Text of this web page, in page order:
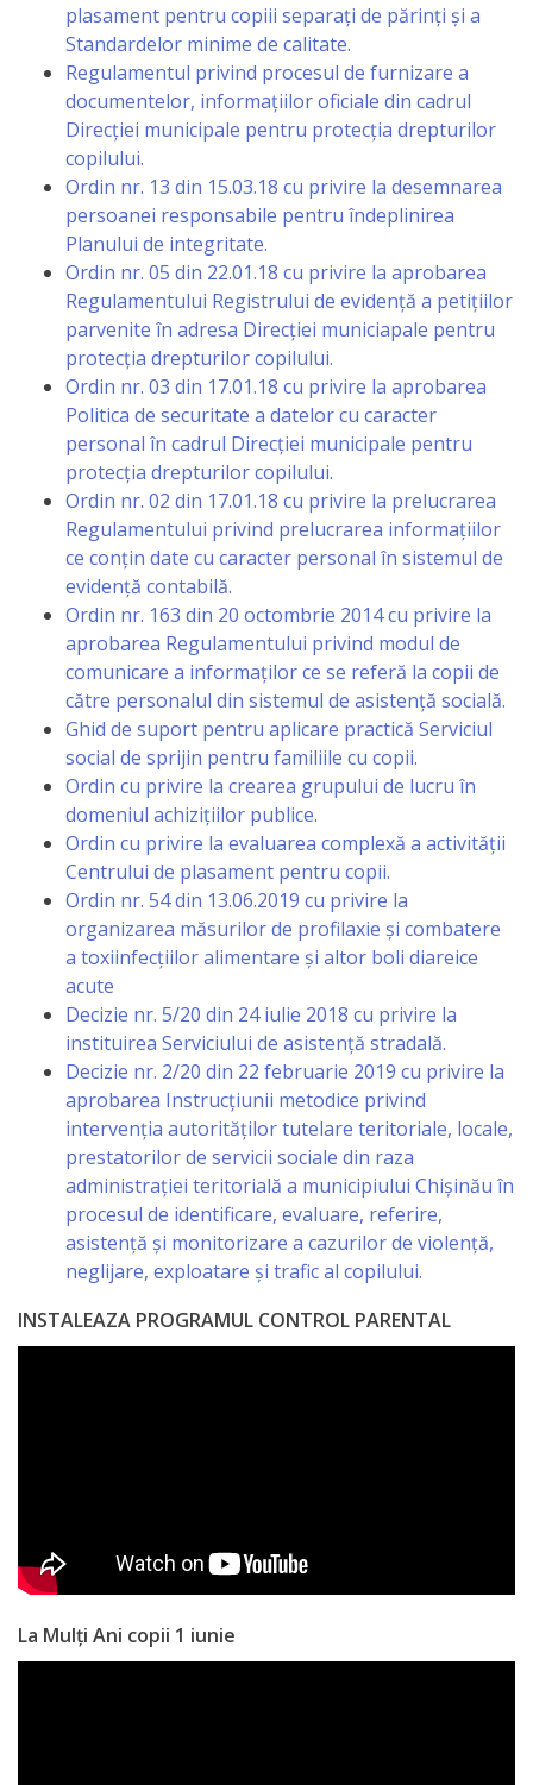
plasament pentru copiii separați de părinți și a
Standardelor minime de calitate.
Regulamentul privind procesul de furnizare a
documentelor, informațiilor oficiale din cadrul
Direcției municipale pentru protecția drepturilor
copilului.
Ordin nr. 13 din 15.03.18 cu privire la desemnarea
persoanei responsabile pentru îndeplinirea
Planului de integritate.
Ordin nr. 05 din 22.01.18 cu privire la aprobarea
Regulamentului Registrului de evidență a petițiilor
parvenite în adresa Direcției municiapale pentru
protecția drepturilor copilului.
Ordin nr. 03 din 17.01.18 cu privire la aprobarea
Politica de securitate a datelor cu caracter
personal în cadrul Direcției municipale pentru
protecția drepturilor copilului.
Ordin nr. 02 din 17.01.18 cu privire la prelucrarea
Regulamentului privind prelucrarea informațiilor
ce conțin date cu caracter personal în sistemul de
evidență contabilă.
Ordin nr. 163 din 20 octombrie 2014 cu privire la
aprobarea Regulamentului privind modul de
comunicare a informaților ce se referă la copii de
către personalul din sistemul de asistență socială.
Ghid de suport pentru aplicare practică Serviciul
social de sprijin pentru familiile cu copii.
Ordin cu privire la crearea grupului de lucru în
domeniul achizițiilor publice.
Ordin cu privire la evaluarea complexă a activității
Centrului de plasament pentru copii.
Ordin nr. 54 din 13.06.2019 cu privire la
organizarea măsurilor de profilaxie și combatere
a toxiinfecțiilor alimentare și altor boli diareice
acute
Decizie nr. 5/20 din 24 iulie 2018 cu privire la
instituirea Serviciului de asistență stradală.
Decizie nr. 2/20 din 22 februarie 2019 cu privire la
aprobarea Instrucțiunii metodice privind
intervenția autorităților tutelare teritoriale, locale,
prestatorilor de servicii sociale din raza
administrației teritorială a municipiului Chișinău în
procesul de identificare, evaluare, referire,
asistență și monitorizare a cazurilor de violență,
neglijare, exploatare și trafic al copilului.
INSTALEAZA PROGRAMUL CONTROL PARENTAL
La Mulți Ani copii 1 iunie